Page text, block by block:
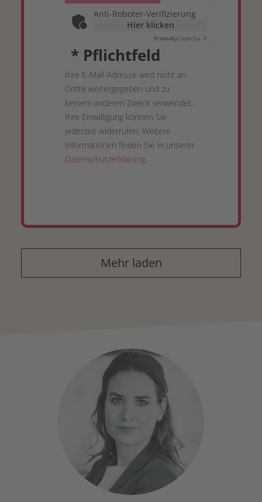
Anti-Roboter-Verifizierung
Hier klicken
FriendlyCaptcha ⇗
* Pflichtfeld
Ihre E-Mail-Adresse wird nicht an
Dritte weitergegeben und zu
keinem anderen Zweck verwendet.
Ihre Einwilligung können Sie
jederzeit widerrufen. Weitere
Informationen finden Sie in unserer
Datenschutzerklärung.
Mehr laden